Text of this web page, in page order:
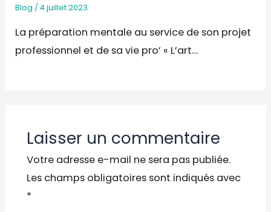
Blog /4 juillet 2023
La préparation mentale au service de son projet
professionnel et de sa vie pro’ « L’art…
Laisser un commentaire
Votre adresse e-mail ne sera pas publiée.
Les champs obligatoires sont indiqués avec
*